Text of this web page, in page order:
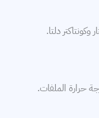
وكونتاكتر دلتا.
حرارة الملفات.